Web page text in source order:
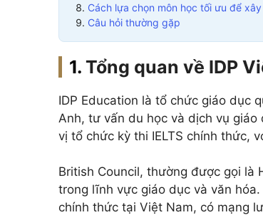
Cách lựa chọn môn học tối ưu để
Câu hỏi thường gặp
Tổng quan về IDP
IDP Education là tổ chức giáo dục
Anh, tư vấn du học và dịch vụ
vị tổ chức kỳ thi IELTS chính thức,
British Council, thường được gọi là
trong lĩnh vực giáo dục và văn
chính thức tại Việt Nam, có mạng